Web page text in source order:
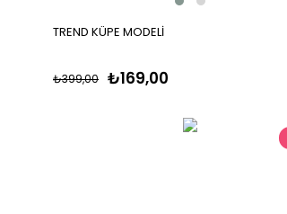
TREND KÜPE MODELİ
₺169,00
₺399,00